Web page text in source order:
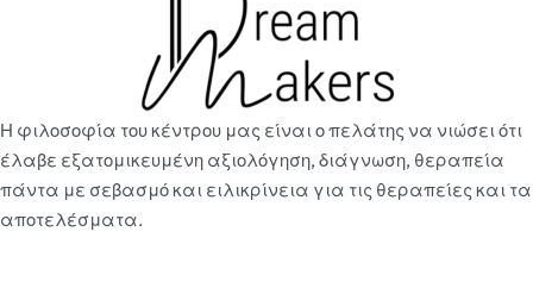
Η φιλοσοφία του κέντρου μας είναι ο πελάτης να νιώσει ότι
έλαβε εξατομικευμένη αξιολόγηση, διάγνωση, θεραπεία
πάντα με σεβασμό και ειλικρίνεια για τις θεραπείες και τα
αποτελέσματα.